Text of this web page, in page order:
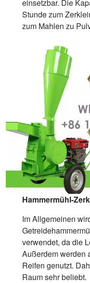
einsetzbar. Die
Stunde zum
zum Mahlen zu
Hammermühl-
Im Allgemeinen
verwendet, da die
Außerdem werden
Reifen genutzt.
Raum sehr beliebt.